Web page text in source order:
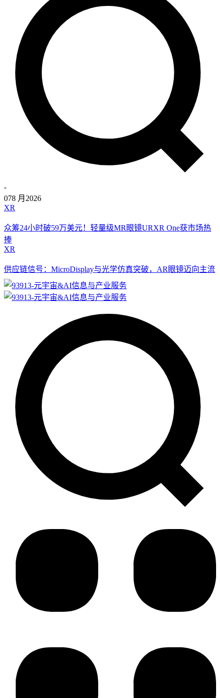
-
078 月 2026
XR
众筹24小时破59万美元！轻量级MR眼镜URXR One获市场热
捧
XR
供应链信号：MicroDisplay与光学仿真突破，AR眼镜迈向主流